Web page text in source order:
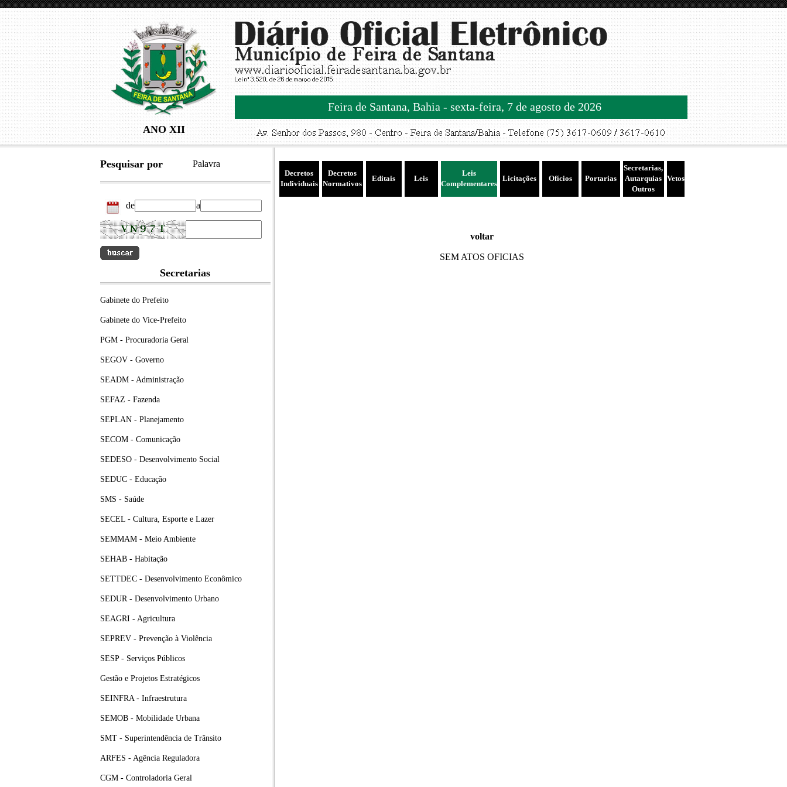
ANO XII
Feira de Santana, Bahia - sexta-feira, 7 de agosto de 2026
Pesquisar por Palavra
de a
Secretarias
Gabinete do Prefeito
Gabinete do Vice-Prefeito
PGM - Procuradoria Geral
SEGOV - Governo
SEADM - Administração
SEFAZ - Fazenda
SEPLAN - Planejamento
SECOM - Comunicação
SEDESO - Desenvolvimento Social
SEDUC - Educação
SMS - Saúde
SECEL - Cultura, Esporte e Lazer
SEMMAM - Meio Ambiente
SEHAB - Habitação
SETTDEC - Desenvolvimento Econômico
SEDUR - Desenvolvimento Urbano
SEAGRI - Agricultura
SEPREV - Prevenção à Violência
SESP - Serviços Públicos
Gestão e Projetos Estratégicos
SEINFRA - Infraestrutura
SEMOB - Mobilidade Urbana
SMT - Superintendência de Trânsito
ARFES - Agência Reguladora
CGM - Controladoria Geral
Decretos
Individuais
Decretos
Normativos
Editais Leis
Leis
Complementares
Licitações Ofícios Portarias
Secretarias,
Autarquias
Outros
Vetos
voltar
SEM ATOS OFICIAS